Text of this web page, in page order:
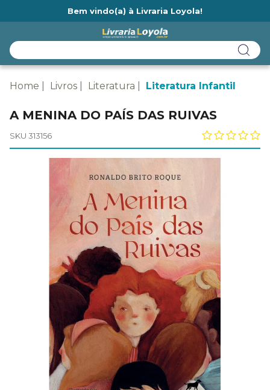
Bem vindo(a) à Livraria Loyola!
Home Livros Literatura Literatura Infantil
A MENINA DO PAÍS DAS RUIVAS
SKU 313156